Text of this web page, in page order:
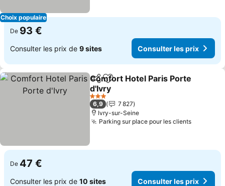
Choix populaire
De 93 €
Consulter les prix de 9 sites Consulter les prix
PartagerAjouter à mes favoris
Comfort Hotel Paris Porte
d'Ivry
3 Étoiles
6,9
7 827
Ivry-sur-Seine
Parking sur place pour les clients
De 47 €
Consulter les prix de 10 sites Consulter les prix